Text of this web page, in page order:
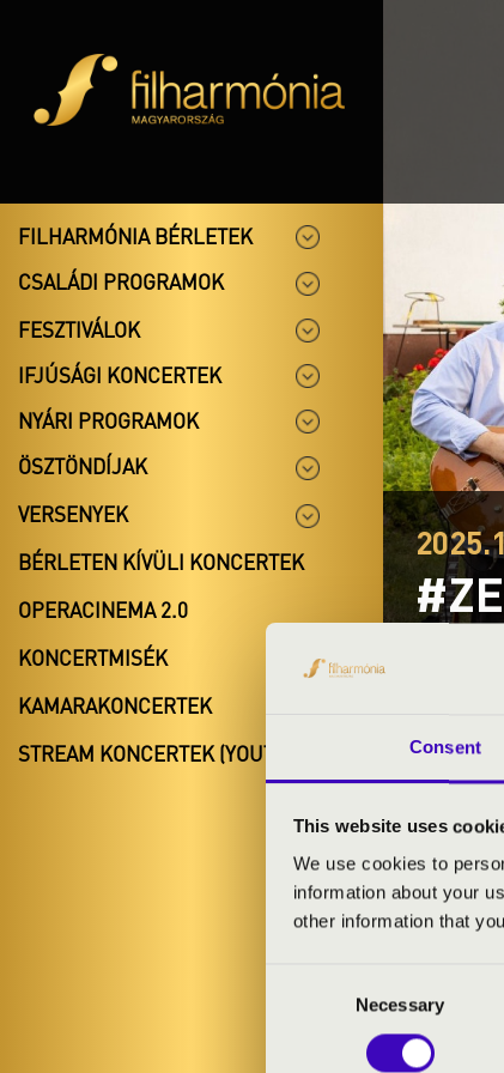
Consent
This website uses
We use cookies to
information about your
other information that
Necessary
FILHARMÓNIA BÉRLETEK
CSALÁDI PROGRAMOK
FESZTIVÁLOK
IFJÚSÁGI KONCERTEK
NYÁRI PROGRAMOK
ÖSZTÖNDÍJAK
VERSENYEK
BÉRLETEN KÍVÜLI KONCERTEK
OPERACINEMA 2.0
KONCERTMISÉK
KAMARAKONCERTEK
STREAM KONCERTEK (YOUTUBE)
Győr-